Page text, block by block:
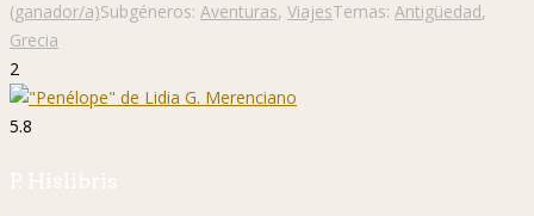
(ganador/a)Subgéneros: Aventuras, ViajesTemas: Antigüedad,
Grecia
2
5.8
P. Hislibris